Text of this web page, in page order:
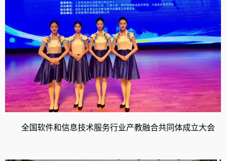
全国软件和信息技术服务行业产教融合共同体成立大会